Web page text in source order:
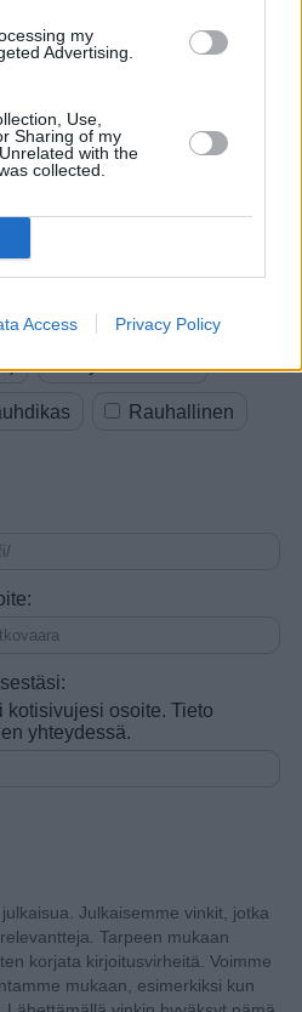
my
Advertising.
Use,
Sharing of my
with the
collected.
Access Privacy Policy
ne, jotka sopivat
kauppa)
Hyvä kesäisin
Rauhallinen
kotisivujesi osoite. Tieto
yhteydessä.
Julkaisemme vinkit, jotka
Tarpeen mukaan
korjata kirjoitusvirheitä. Voimme
mukaan, esimerkiksi kun